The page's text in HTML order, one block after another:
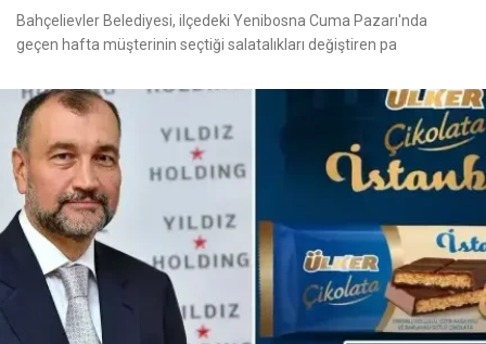
Bahçelievler Belediyesi, ilçedeki Yenibosna Cuma Pazarı'nda
geçen hafta müşterinin seçtiği salatalıkları değiştiren pa